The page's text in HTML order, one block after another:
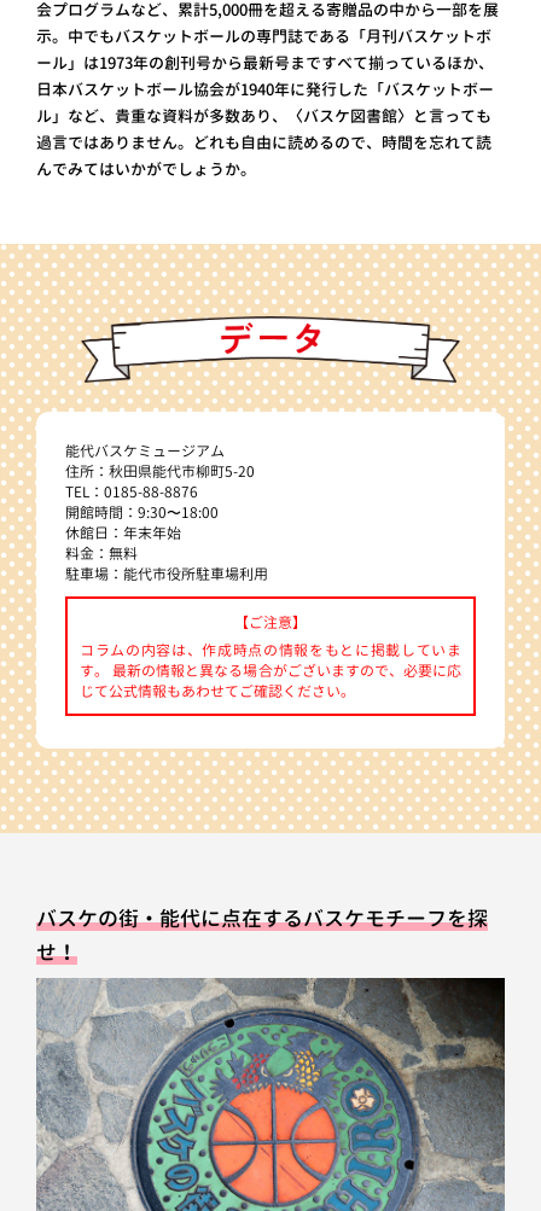
会プログラムなど、累計5,000冊を超える寄贈品の中から一部を展
示。中でもバスケットボールの専門誌である「月刊バスケットボ
ール」は1973年の創刊号から最新号まですべて揃っているほか、
日本バスケットボール協会が1940年に発行した「バスケットボー
ル」など、貴重な資料が多数あり、〈バスケ図書館〉と言っても
過言ではありません。どれも自由に読めるので、時間を忘れて読
んでみてはいかがでしょうか。
能代バスケミュージアム
住所：秋田県能代市柳町5-20
TEL：0185-88-8876
開館時間：9:30〜18:00
休館日：年末年始
料金：無料
駐車場：能代市役所駐車場利用
【ご注意】
コラムの内容は、作成時点の情報をもとに掲載していま
す。 最新の情報と異なる場合がございますので、必要に応
じて公式情報もあわせてご確認ください。
バスケの街・能代に点在するバスケモチーフを探
せ！